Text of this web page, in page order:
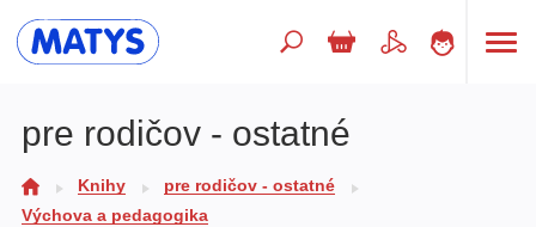
Beletria pre deti
pre rodičov - ostatné
Knihy
pre rodičov - ostatné
Výchova a pedagogika